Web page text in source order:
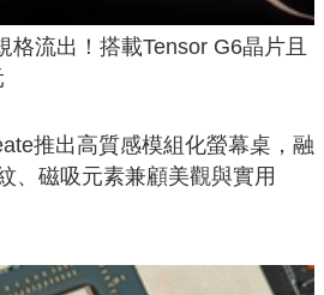
格流出！搭載Tensor G6晶片且
推出高質感模組化螢幕桌，融
、磁吸元素兼顧美觀與實用